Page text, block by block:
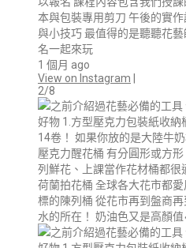
本與包裝專用剪刀 午後的實
與小技巧 最值得的是聽聽花
名一起來玩
1 個月 ago
View on Instagram
2/8